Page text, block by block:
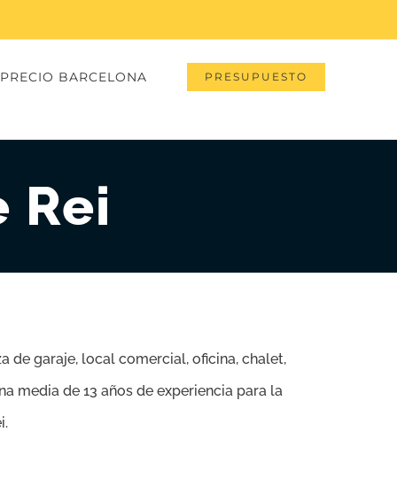
PRECIO BARCELONA PRESUPUESTO
Rei
de garaje, local comercial, oficina, chalet,
media de 13 años de experiencia para la